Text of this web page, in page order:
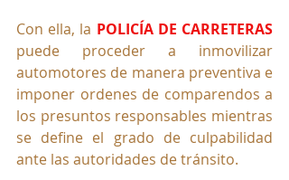
Con ella, la POLICÍA DE CARRETERAS
puede proceder a inmovilizar
automotores de manera preventiva e
imponer ordenes de comparendos a
los presuntos responsables mientras
se define el grado de culpabilidad
ante las autoridades de tránsito.